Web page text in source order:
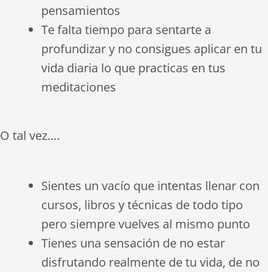
pensamientos
Te falta tiempo para sentarte a
profundizar y no consigues aplicar en tu
vida diaria lo que practicas en tus
meditaciones
O tal vez….
Sientes un vacío que intentas llenar con
cursos, libros y técnicas de todo tipo
pero siempre vuelves al mismo punto
Tienes una sensación de no estar
disfrutando realmente de tu vida, de no